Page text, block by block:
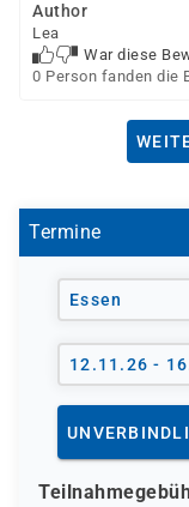
Author
Lea
War diese
0 Person fanden die
Termine
Essen
12.11.26 -